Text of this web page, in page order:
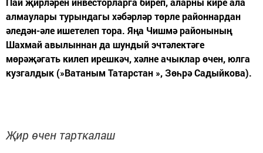
алмаулары турындагы хәбәрләр төрле районнардан
әледән-әле ишетелеп тора. Яңа Чишмә районының
Шахмай авылыннан да шундый эчтәлектәге
мөрәҗәгать килеп ирешкәч, хәлне ачыклар өчен, юлга
кузгалдык (»Ватаным Татарстан », Зөһрә Садыйкова).
Җир өчен тарткалаш